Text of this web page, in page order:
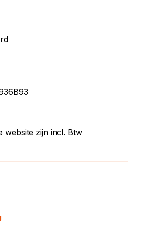
website zijn incl. Btw